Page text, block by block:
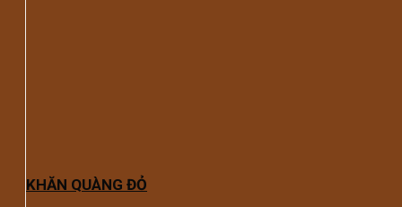
KHĂN QUÀNG ĐỎ